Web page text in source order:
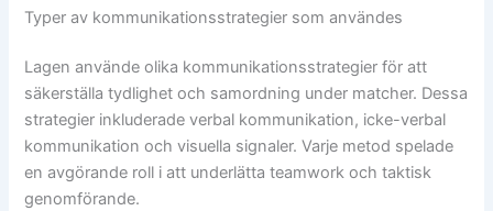
Typer av kommunikationsstrategier som användes
Lagen använde olika kommunikationsstrategier för att
säkerställa tydlighet och samordning under matcher. Dessa
strategier inkluderade verbal kommunikation, icke-verbal
kommunikation och visuella signaler. Varje metod spelade
en avgörande roll i att underlätta teamwork och taktisk
genomförande.